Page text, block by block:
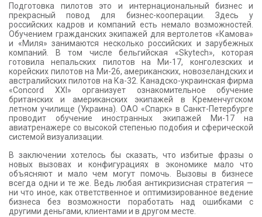
Подготовка пилотов это и интернациональный бизнес и
прекрасный повод для бизнес-кооперации. Здесь у
российских кадров и компаний есть немало возможностей.
Обучением гражданских экипажей для вертолетов «Камова»
и «Миля» занимаются несколько российских и зарубежных
компаний. В том числе бельгийская «Skytech», которая
готовила непальских пилотов на Ми-17, конголезских и
корейских пилотов на Ми-26, американских, новозеландских и
австралийских пилотов на Ка-32. Канадско-украинская фирма
«Concord XXI» организует ознакомительное обучение
британских и американских экипажей в Кременчугском
летном училище (Украина). ОАО «Спарк» в Санкт-Петербурге
проводит обучение иностранных экипажей Ми-17 на
авиатренажере со высокой степенью подобия и сферической
системой визуализации.
В заключении хотелось бы сказать, что избитые фразы о
новых вызовах и конфигурациях в экономике мало что
объясняют и мало чем могут помочь. Вызовы в бизнесе
всегда одни и те же. Ведь любая антикризисная стратегия —
ни что иное, как ответственное и оптимизированное ведение
бизнеса без возможности поработать над ошибками с
другими деньгами, клиентами и в другом месте.